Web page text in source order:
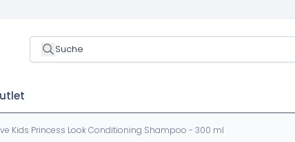
Suche
Kids Princess Look Conditioning Shampoo - 300 ml